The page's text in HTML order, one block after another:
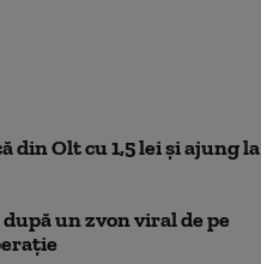
Olt cu 1,5 lei și ajung la
un zvon viral de pe